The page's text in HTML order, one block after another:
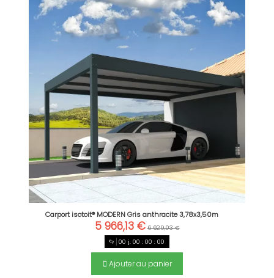
Carport isotoit® MODERN Gris anthracite 3,78x3,50m
5 966,13 € 6 629,03 €
00 j. 00 :00 :00
Ajouter au panier